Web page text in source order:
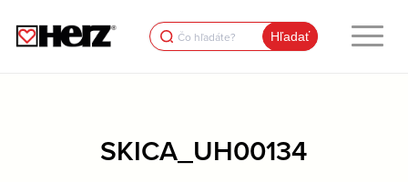
Search
for:
SKICA_UH00134